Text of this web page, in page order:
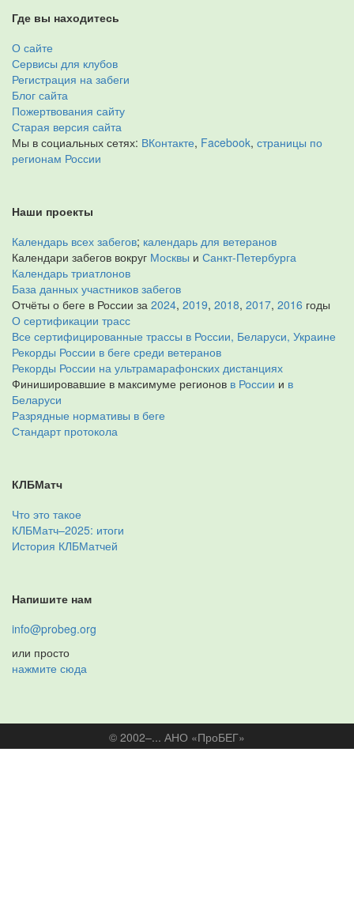
Где вы находитесь
О сайте
Сервисы для клубов
Регистрация на забеги
Блог сайта
Пожертвования сайту
Старая версия сайта
Мы в социальных сетях: ВКонтакте, Facebook, страницы по
регионам России
Наши проекты
Календарь всех забегов; календарь для ветеранов
Календари забегов вокруг Москвы и Санкт-Петербурга
Календарь триатлонов
База данных участников забегов
Отчёты о беге в России за 2024, 2019, 2018, 2017, 2016 годы
О сертификации трасс
Все сертифицированные трассы в России, Беларуси, Украине
Рекорды России в беге среди ветеранов
Рекорды России на ультрамарафонских дистанциях
Финишировавшие в максимуме регионов в России и в
Беларуси
Разрядные нормативы в беге
Стандарт протокола
КЛБМатч
Что это такое
КЛБМатч–2025: итоги
История КЛБМатчей
Напишите нам
info@probeg.org
или просто
нажмите сюда
© 2002–... АНО «ПроБЕГ»